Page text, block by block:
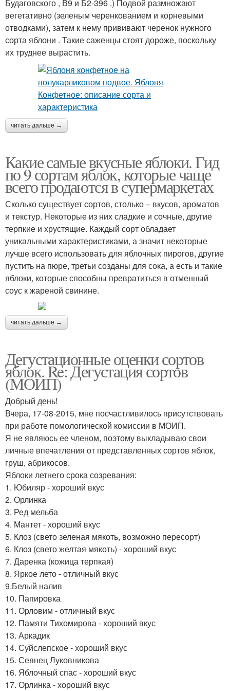
Будаговского , В9 и Б2-396 .) Подвой размножают
вегетативно (зеленым черенкованием и корневыми
отводками), затем к нему прививают черенок нужного
сорта яблони . Такие саженцы стоят дороже, поскольку
их труднее вырастить.
читать дальше →
Какие самые вкусные яблоки. Гид
по 9 сортам яблок, которые чаще
всего продаются в супермаркетах
Сколько существует сортов, столько – вкусов, ароматов
и текстур. Некоторые из них сладкие и сочные, другие
терпкие и хрустящие. Каждый сорт обладает
уникальными характеристиками, а значит некоторые
лучше всего использовать для яблочных пирогов, другие
пустить на пюре, третьи созданы для сока, а есть и такие
яблоки, которые способны превратиться в отменный
соус к жареной свинине.
читать дальше →
Дегустационные оценки сортов
яблок. Re: Дегустация сортов
(МОИП)
Добрый день!
Вчера, 17-08-2015, мне посчастливилось присутствовать
при работе помологической комиссии в МОИП.
Я не являюсь ее членом, поэтому выкладываю свои
личные впечатления от представленных сортов яблок,
груш, абрикосов.
Яблоки летнего срока созревания:
1. Юбиляр - хороший вкус
2. Орлинка
3. Ред мельба
4. Мантет - хороший вкус
5. Клоз (свето зеленая мякоть, возможно пересорт)
6. Клоз (свето желтая мякоть) - хороший вкус
7. Даренка (кожица терпкая)
8. Яркое лето - отличный вкус
9.Белый налив
10. Папировка
11. Орловим - отличный вкус
12. Памяти Тихомирова - хороший вкус
13. Аркадик
14. Суйслепское - хороший вкус
15. Сеянец Луковникова
16. Яблочный спас - хороший вкус
17. Орлинка - хороший вкус